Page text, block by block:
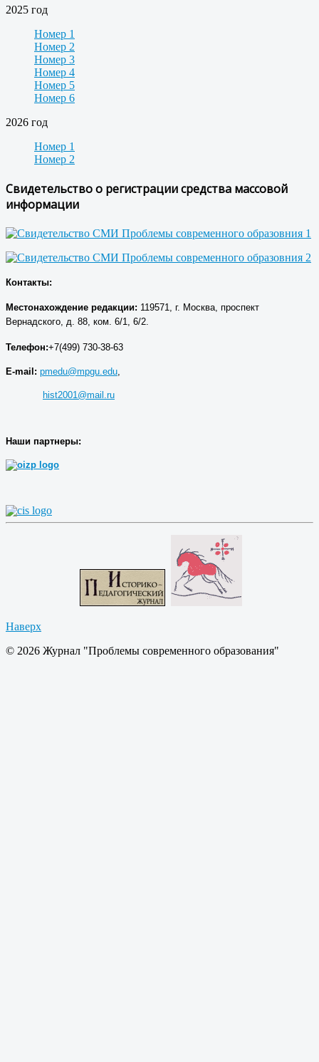
2025 год
Номер 1
Номер 2
Номер 3
Номер 4
Номер 5
Номер 6
2026 год
Номер 1
Номер 2
Свидетельство о регистрации средства массовой
информации
Контакты:
Местонахождение редакции: 119571, г. Москва, проспект
Вернадского, д. 88, ком. 6/1, 6/2.
Телефон:+7(499) 730-38-63
E-mail: pmedu@mpgu.edu,
hist2001@mail.ru
Наши партнеры:
Наверх
© 2026 Журнал "Проблемы современного образования"